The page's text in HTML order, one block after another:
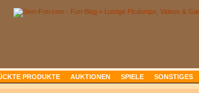
PRODUKTE AUKTIONEN SPIELE SONSTIGES